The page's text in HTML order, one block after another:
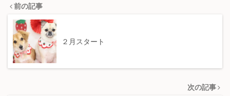
前の記事
２月スタート
次の記事